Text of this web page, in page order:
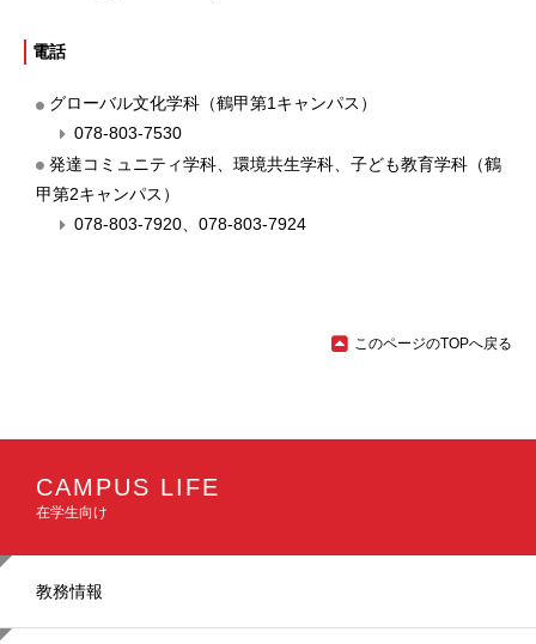
電話
グローバル文化学科（鶴甲第1キャンパス）
078-803-7530
発達コミュニティ学科、環境共生学科、子ども教育学科（鶴
甲第2キャンパス）
078-803-7920
078-803-7924
このページのTOPへ戻る
ゲ
ョ
CAMPUS LIFE
在学生向け
教務情報